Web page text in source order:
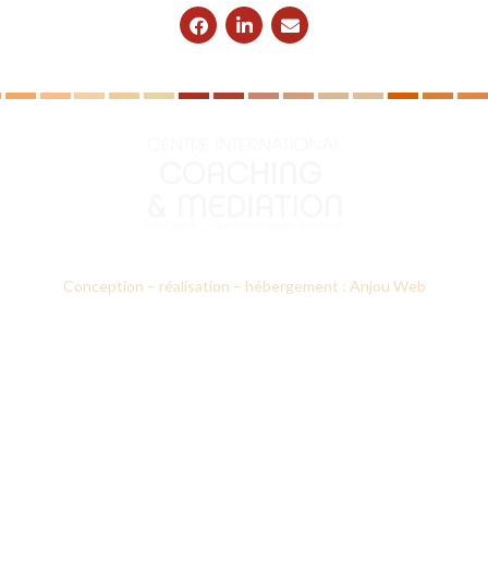
Conception – réalisation – hébergement : Anjou Web